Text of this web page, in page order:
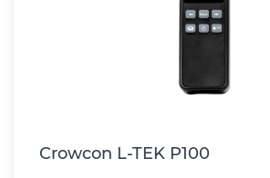
Crowcon L-TEK P100